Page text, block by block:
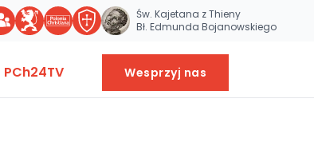
Św. Kajetana z Thieny
Bł. Edmunda Bojanowskiego
PCh24TV Wesprzyj nas